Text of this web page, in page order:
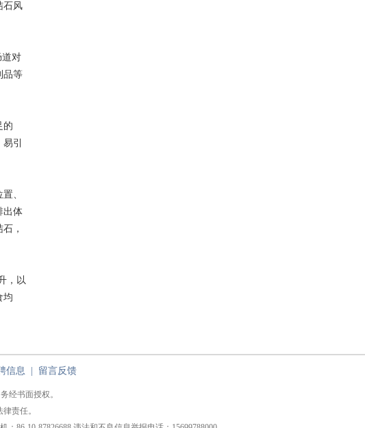
石风
对
品等
的
引
、
出体
，
，以
均
信息 留言反馈
经书面授权。
责任。